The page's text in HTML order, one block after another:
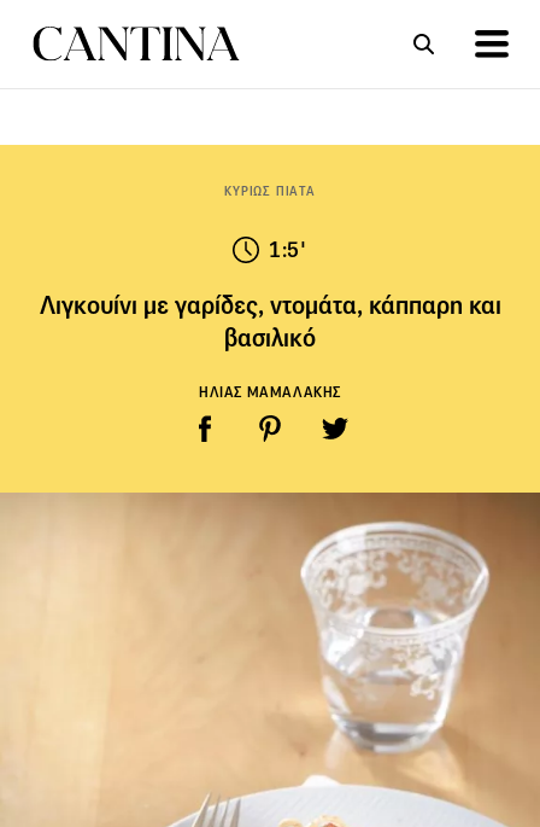
ΚΥΡΙΩΣ ΠΙΑΤΑ
1:5'
Λιγκουίνι με γαρίδες, ντομάτα, κάππαρη και
βασιλικό
ΗΛΙΑΣ ΜΑΜΑΛΑΚΗΣ